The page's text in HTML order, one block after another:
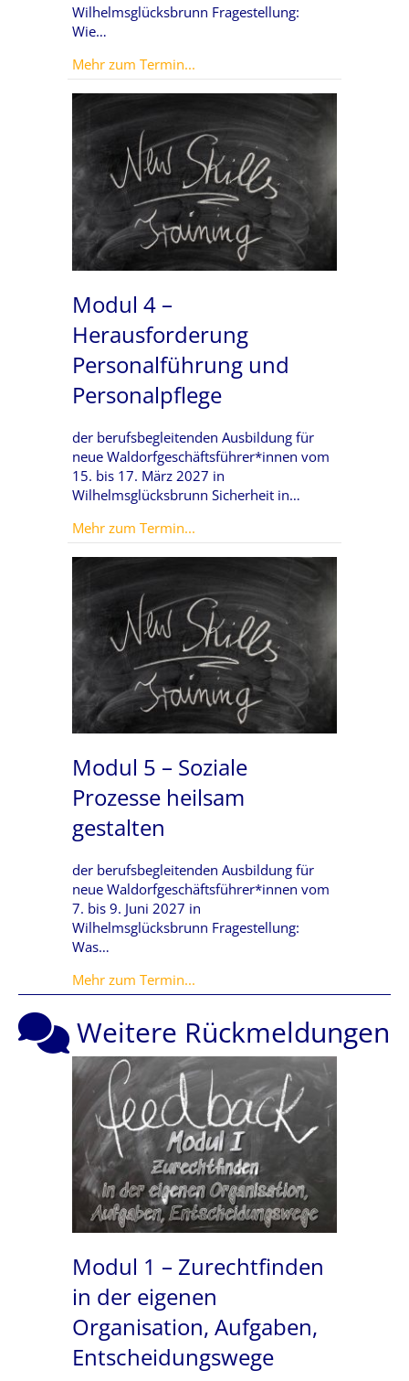
Wilhelmsglücksbrunn Fragestellung:
Wie…
Mehr zum Termin...
Modul 4 –
Herausforderung
Personalführung und
Personalpflege
der berufsbegleitenden Ausbildung für
neue Waldorfgeschäftsführer*innen vom
15. bis 17. März 2027 in
Wilhelmsglücksbrunn Sicherheit in…
Mehr zum Termin...
Modul 5 – Soziale
Prozesse heilsam
gestalten
der berufsbegleitenden Ausbildung für
neue Waldorfgeschäftsführer*innen vom
7. bis 9. Juni 2027 in
Wilhelmsglücksbrunn Fragestellung:
Was…
Mehr zum Termin...
Weitere Rückmeldungen
Modul 1 – Zurechtfinden
in der eigenen
Organisation, Aufgaben,
Entscheidungswege